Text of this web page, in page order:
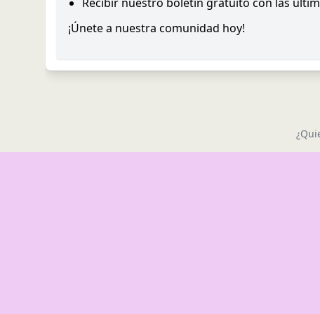
¡Únete a nuestra comunidad hoy!